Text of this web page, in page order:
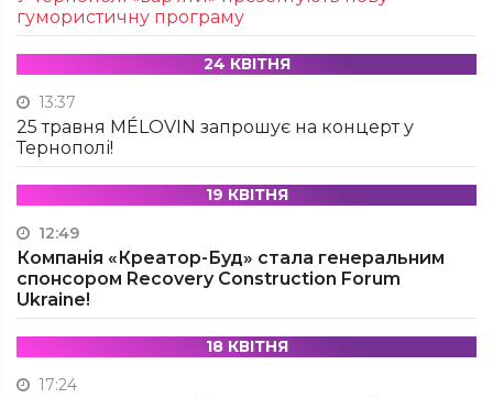
гумористичну програму
24 КВІТНЯ
13:37
25 травня MÉLOVIN запрошує на концерт у
Тернополі!
19 КВІТНЯ
12:49
Компанія «Креатор-Буд» стала генеральним
спонсором Recovery Construction Forum
Ukraine!
18 КВІТНЯ
17:24